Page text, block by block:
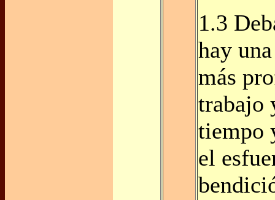
1.3
hay
más
trabajo
tiempo
el